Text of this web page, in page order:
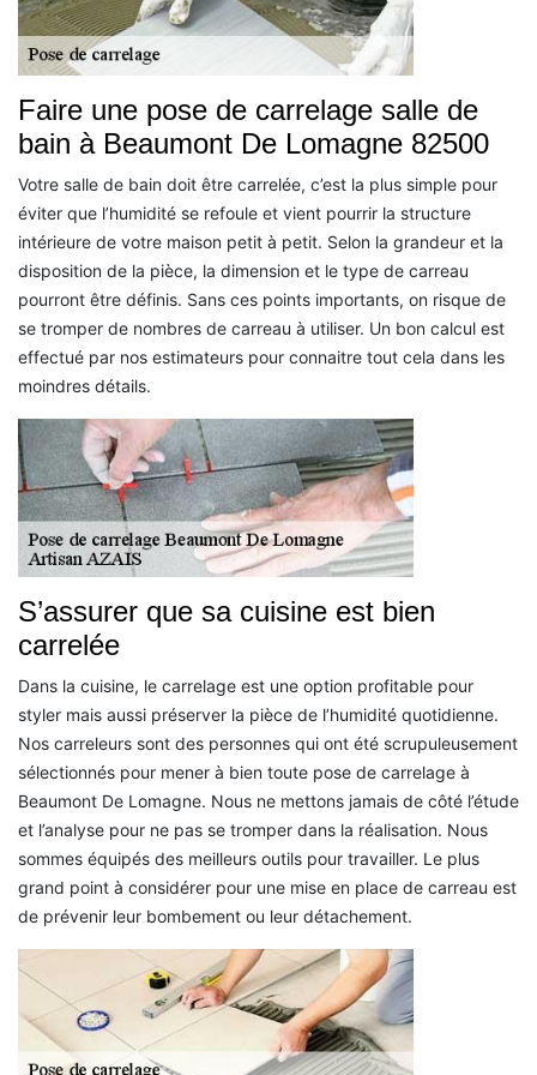
Faire une pose de carrelage salle de
bain à Beaumont De Lomagne 82500
Votre salle de bain doit être carrelée, c’est la plus simple pour
éviter que l’humidité se refoule et vient pourrir la structure
intérieure de votre maison petit à petit. Selon la grandeur et la
disposition de la pièce, la dimension et le type de carreau
pourront être définis. Sans ces points importants, on risque de
se tromper de nombres de carreau à utiliser. Un bon calcul est
effectué par nos estimateurs pour connaitre tout cela dans les
moindres détails.
S’assurer que sa cuisine est bien
carrelée
Dans la cuisine, le carrelage est une option profitable pour
styler mais aussi préserver la pièce de l’humidité quotidienne.
Nos carreleurs sont des personnes qui ont été scrupuleusement
sélectionnés pour mener à bien toute pose de carrelage à
Beaumont De Lomagne. Nous ne mettons jamais de côté l’étude
et l’analyse pour ne pas se tromper dans la réalisation. Nous
sommes équipés des meilleurs outils pour travailler. Le plus
grand point à considérer pour une mise en place de carreau est
de prévenir leur bombement ou leur détachement.